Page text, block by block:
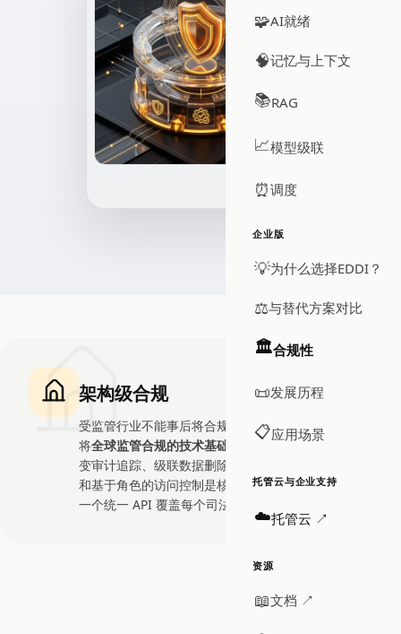
🧩AI就绪
🧠记忆与上下文
📚RAG
📈模型级联
⏰调度
企业版
💡为什么选择EDDI？
⚖️与替代方案对比
🏛️合规性
📜发展历程
📋应用场景
托管云与企业支持
☁️托管云 ↗
资源
📖文档 ↗
架构级合规
受监管行业不能事后将合规添加到 AI 系统中。EDDI
将全球监管合规的技术基础
直接嵌入平台架构，不可
变审计追踪、级联数据删除、处理限制、加密完整性
和基于角色的访问控制是核心能力，而非附加模块。
一个统一 API 覆盖每个司法管辖区的数据主体权利。